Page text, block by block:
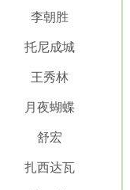
李朝胜
托尼成城
王秀林
月夜蝴蝶
舒宏
扎西达瓦